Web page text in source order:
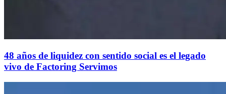
48 años de liquidez con sentido social es el legado
vivo de Factoring Servimos